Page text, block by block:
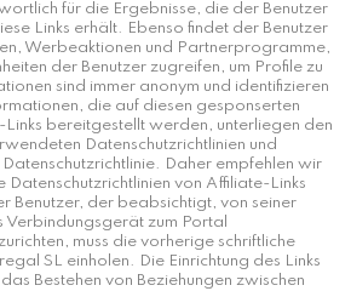
für die Ergebnisse, die der Benutzer
Links erhält. Ebenso findet der Benutzer
Werbeaktionen und Partnerprogramme,
der Benutzer zugreifen, um Profile zu
sind immer anonym und identifizieren
die auf diesen gesponserten
bereitgestellt werden, unterliegen den
Datenschutzrichtlinien und
Daher empfehlen wir
Datenschutzrichtlinien von Affiliate-Links
Benutzer, der beabsichtigt, von seiner
Verbindungsgerät zum Portal
muss die vorherige schriftliche
SL einholen. Die Einrichtung des Links
Bestehen von Beziehungen zwischen